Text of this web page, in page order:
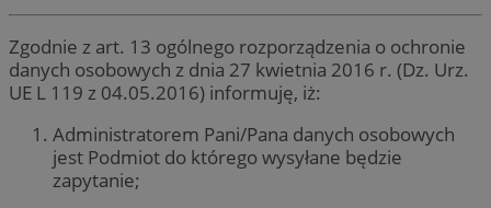
Zgodnie z art. 13 ogólnego rozporządzenia o ochronie
danych osobowych z dnia 27 kwietnia 2016 r. (Dz. Urz.
UE L 119 z 04.05.2016) informuję, iż:
Administratorem Pani/Pana danych osobowych
jest Podmiot do którego wysyłane będzie
zapytanie;